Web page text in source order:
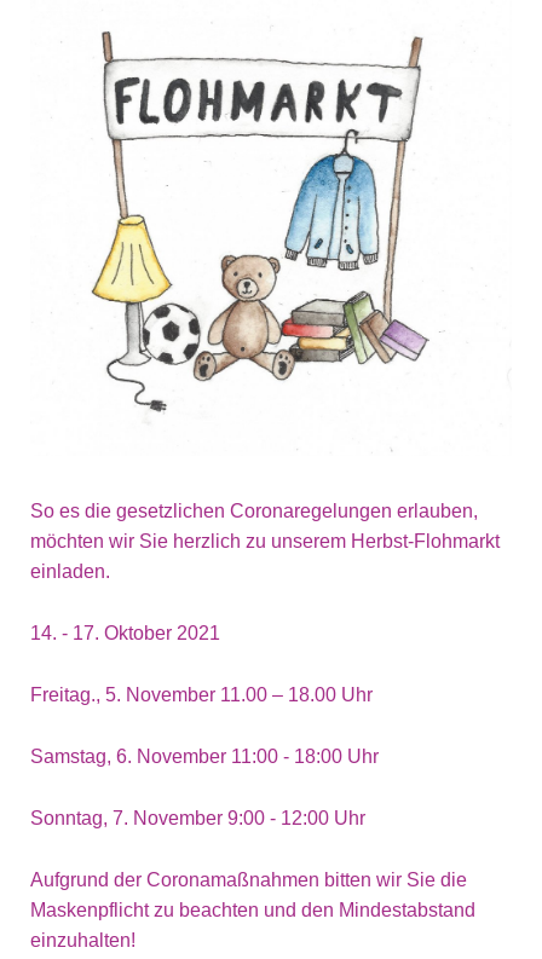
So es die gesetzlichen Coronaregelungen erlauben,
möchten wir Sie herzlich zu unserem Herbst-Flohmarkt
einladen.
14. - 17. Oktober 2021
Freitag., 5. November 11.00 – 18.00 Uhr
Samstag, 6. November 11:00 - 18:00 Uhr
Sonntag, 7. November 9:00 - 12:00 Uhr
Aufgrund der Coronamaßnahmen bitten wir Sie die
Maskenpflicht zu beachten und den Mindestabstand
einzuhalten!